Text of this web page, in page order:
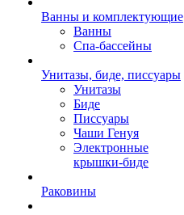
Ванны и комплектующие
Ванны
Спа-бассейны
Унитазы, биде, писсуары
Унитазы
Биде
Писсуары
Чаши Генуя
Электронные
крышки-биде
Раковины